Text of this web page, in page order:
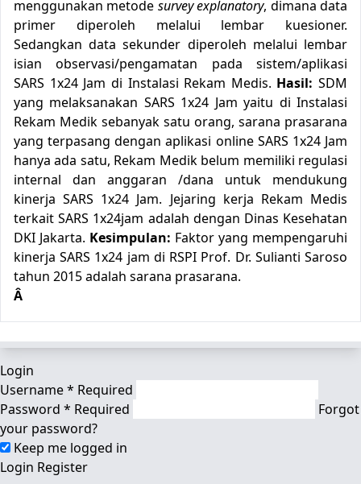
menggunakan metode survey explanatory, dimana data
primer diperoleh melalui lembar kuesioner.
Sedangkan data sekunder diperoleh melalui lembar
isian observasi/pengamatan pada sistem/aplikasi
SARS 1x24 Jam di Instalasi Rekam Medis. Hasil: SDM
yang melaksanakan SARS 1x24 Jam yaitu di Instalasi
Rekam Medik sebanyak satu orang, sarana prasarana
yang terpasang dengan aplikasi online SARS 1x24 Jam
hanya ada satu, Rekam Medik belum memiliki regulasi
internal dan anggaran /dana untuk mendukung
kinerja SARS 1x24 Jam. Jejaring kerja Rekam Medis
terkait SARS 1x24jam adalah dengan Dinas Kesehatan
DKI Jakarta. Kesimpulan: Faktor yang mempengaruhi
kinerja SARS 1x24 jam di RSPI Prof. Dr. Sulianti Saroso
tahun 2015 adalah sarana prasarana.
Â
Login
Username* Required
Password * Required
Forgot
your password?
Keep me logged in
Login Register